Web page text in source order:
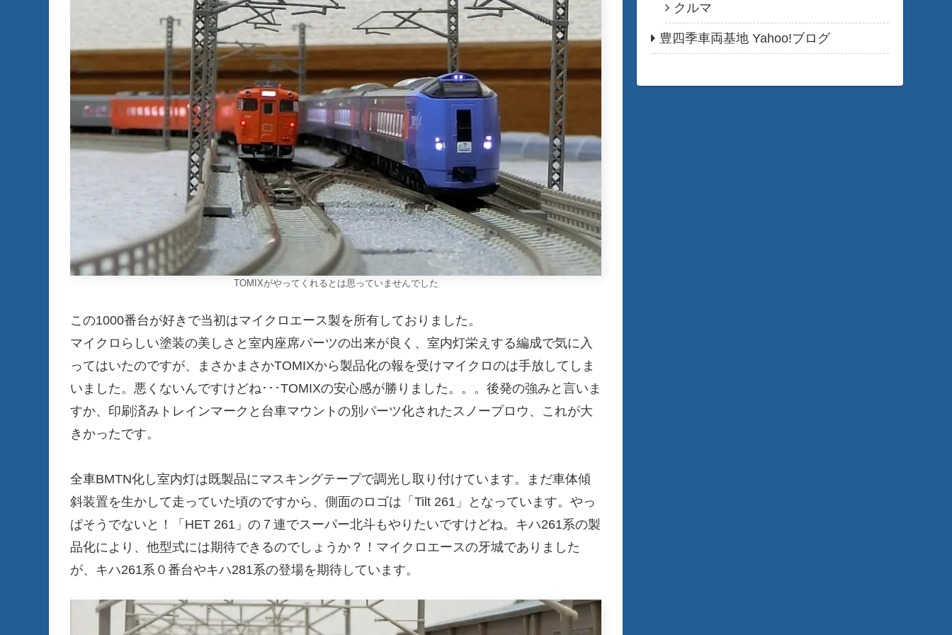
TOMIXがやってくれるとは思っていませんでした
この1000番台が好きで当初はマイクロエース製を所有しておりました。
マイクロらしい塗装の美しさと室内座席パーツの出来が良く、室内灯栄えする編成で気に入
ってはいたのですが、まさかまさかTOMIXから製品化の報を受けマイクロのは手放してしま
いました。悪くないんですけどね･･･TOMIXの安心感が勝りました。。。後発の強みと言いま
すか、印刷済みトレインマークと台車マウントの別パーツ化されたスノープロウ、これが大
きかったです。
全車BMTN化し室内灯は既製品にマスキングテープで調光し取り付けています。まだ車体傾
斜装置を生かして走っていた頃のですから、側面のロゴは「Tilt 261」となっています。やっ
ぱそうでないと！「HET 261」の７連でスーパー北斗もやりたいですけどね。キハ261系の製
品化により、他型式には期待できるのでしょうか？！マイクロエースの牙城でありました
が、キハ261系０番台やキハ281系の登場を期待しています。
クルマ
豊四季車両基地 Yahoo!ブログ